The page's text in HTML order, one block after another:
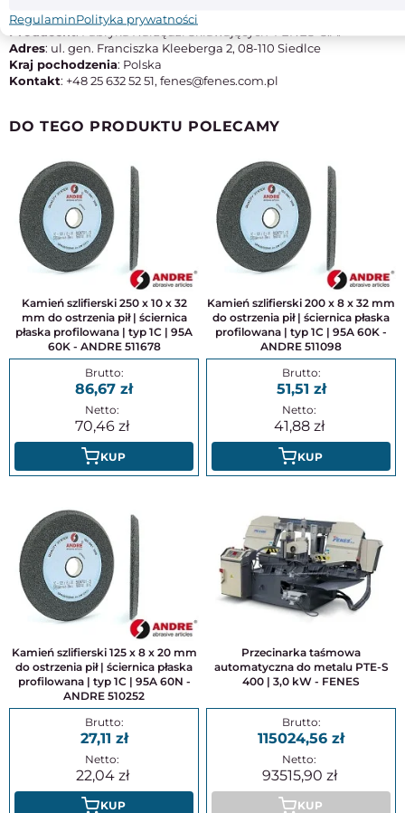
Adres: ul. gen. Franciszka Kleeberga 2, 08-110 Siedlce
Kraj pochodzenia: Polska
Kontakt: +48 25 632 52 51, fenes@fenes.com.pl
DO TEGO PRODUKTU POLECAMY
Kamień szlifierski 250 x 10 x 32
mm do ostrzenia pił | ściernica
płaska profilowana | typ 1C | 95A
60K - ANDRE 511678
86,67
70,46
KUP
Kamień szlifierski 200 x 8 x 32 mm
do ostrzenia pił | ściernica płaska
profilowana | typ 1C | 95A 60K -
ANDRE 511098
51,51
41,88
KUP
Kamień szlifierski 125 x 8 x 20 mm
do ostrzenia pił | ściernica płaska
profilowana | typ 1C | 95A 60N -
ANDRE 510252
27,11
22,04
KUP
Przecinarka taśmowa
automatyczna do metalu PTE-S
400 | 3,0 kW - FENES
115024,56
93515,90
KUP
RegulaminPolityka prywatności